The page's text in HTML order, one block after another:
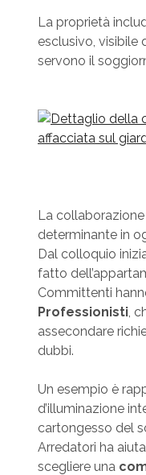
La proprietà
esclusivo, visibile
servono il
La
determinante in
Dal colloquio
fatto
Committenti
Professionisti,
assecondare
dubbi.
Un esempio è
d’illuminazione
cartongesso del
Arredatori ha
scegliere una